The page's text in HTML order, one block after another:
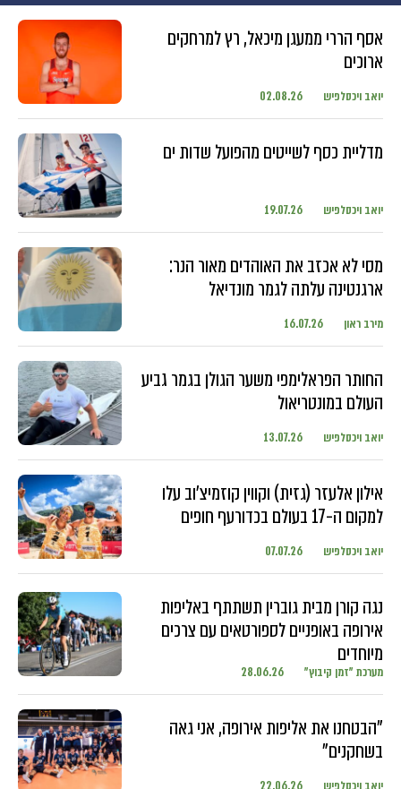
אסף הררי ממעגן מיכאל, רץ למרחקים
ארוכים
יואב ויכסלפיש 02.08.26
מדליית כסף לשייטים מהפועל שדות ים
יואב ויכסלפיש 19.07.26
מסי לא אכזב את האוהדים מאור הנר:
ארגנטינה עלתה לגמר מונדיאל
מירב ראון 16.07.26
החותר הפראלימפי משער הגולן בגמר גביע
העולם במונטריאול
יואב ויכסלפיש 13.07.26
אילון אלעזר (גזית) וקווין קוזמיצ'וב עלו
למקום ה-17 בעולם בכדורעף חופים
יואב ויכסלפיש 07.07.26
נגה קורן מבית גוברין תשתתף באליפות
אירופה באופניים לספורטאים עם צרכים
מיוחדים
מערכת "זמן קיבוץ" 28.06.26
"הבטחנו את אליפות אירופה, אני גאה
בשחקנים"